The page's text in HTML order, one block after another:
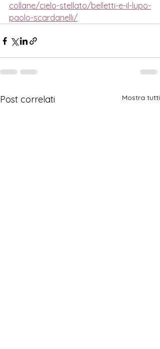
collane/cielo-stellato/belletti-e-il-lupo-
paolo-scardanelli/
Post correlati Mostra tutti